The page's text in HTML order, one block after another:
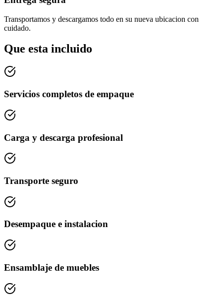
Transportamos y descargamos todo en su nueva ubicacion con
cuidado.
Que esta incluido
Servicios completos de empaque
Carga y descarga profesional
Transporte seguro
Desempaque e instalacion
Ensamblaje de muebles